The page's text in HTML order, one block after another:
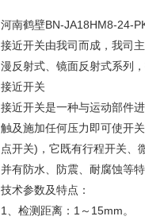
河南鹤壁BN-JA18HM8-24-
接近开关由我司而成，我司
漫反射式、镜面反射式系列，
接近开关
接近开关是一种与运动部件
触及施加任何压力即可使开
点开关)，它既有行程开关、
并有防水、防震、耐腐蚀等
技术参数及特点：
1、检测距离：1～15mm。